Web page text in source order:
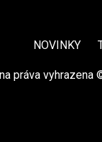
NOVINKY
práva vyhrazena